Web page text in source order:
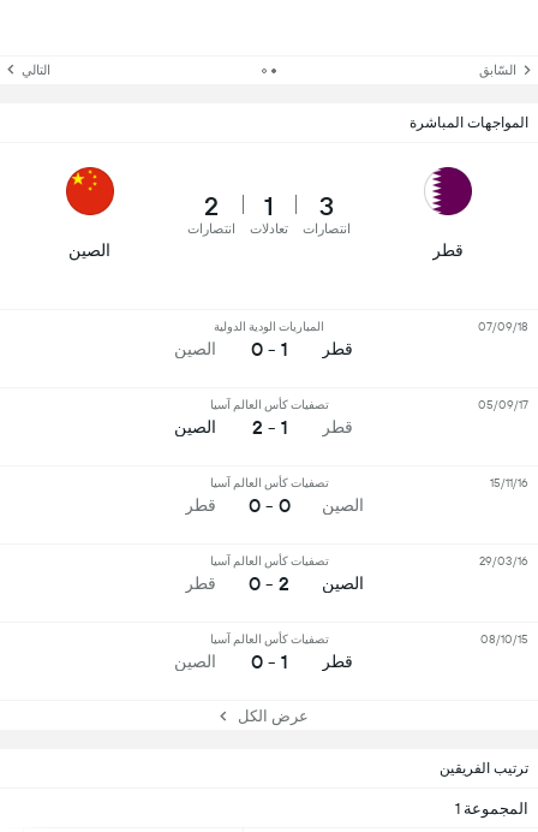
ترتيب الفريقين
المجموعة 1
السّابق التالي
المواجهات المباشرة
قطر
3
انتصارات
1
تعادلات
2
انتصارات
الصين
قطر
المباريات الودية الدولية
1 - 0 الصين
07/09/18
قطر
تصفيات كأس العالم آسيا
1 - 2 الصين
05/09/17
الصين
تصفيات كأس العالم آسيا
0 - 0 قطر
15/11/16
الصين
تصفيات كأس العالم آسيا
2 - 0 قطر
29/03/16
قطر
تصفيات كأس العالم آسيا
1 - 0 الصين
08/10/15
عرض الكل